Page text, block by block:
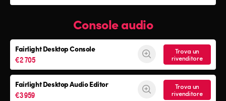
Console audio
Fairlight Desktop Console
€2 705
Trova un
rivenditore
Fairlight Desktop Audio Editor
€3 959
Trova un
rivenditore